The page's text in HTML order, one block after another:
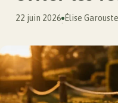
22 juin 2026
·
Élise Garouste